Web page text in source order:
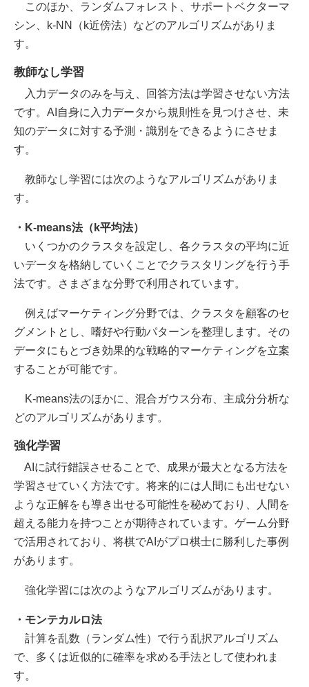
このほか、ランダムフォレスト、サポートベクターマ
シン、k-NN（k近傍法）などのアルゴリズムがありま
す。
教師なし学習
入力データのみを与え、回答方法は学習させない方法
です。AI自身に入力データから規則性を見つけさせ、未
知のデータに対する予測・識別をできるようにさせま
す。
教師なし学習には次のようなアルゴリズムがありま
す。
・K-means法（k平均法）
いくつかのクラスタを設定し、各クラスタの平均に近
いデータを格納していくことでクラスタリングを行う手
法です。さまざまな分野で利用されています。
例えばマーケティング分野では、クラスタを顧客のセ
グメントとし、嗜好や行動パターンを整理します。その
データにもとづき効果的な戦略的マーケティングを立案
することが可能です。
K-means法のほかに、混合ガウス分布、主成分分析な
どのアルゴリズムがあります。
強化学習
AIに試行錯誤させることで、成果が最大となる方法を
学習させていく方法です。将来的には人間にも出せない
ような正解をも導き出せる可能性を秘めており、人間を
超える能力を持つことが期待されています。ゲーム分野
で活用されており、将棋でAIがプロ棋士に勝利した事例
があります。
強化学習には次のようなアルゴリズムがあります。
・モンテカルロ法
計算を乱数（ランダム性）で行う乱択アルゴリズム
で、多くは近似的に確率を求める手法として使われま
す。